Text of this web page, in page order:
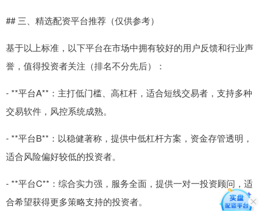
## 三、精选配资平台推荐（仅供参考）
基于以上标准，以下平台在市场中拥有较好的用户反馈和行业声
誉，值得投资者关注（排名不分先后）：
- **平台A**：主打低门槛、高杠杆，适合短线交易者，支持多种
交易软件，风控系统成熟。
- **平台B**：以稳健著称，提供中低杠杆方案，资金存管透明，
适合风险偏好较低的投资者。
- **平台C**：综合实力强，服务全面，提供一对一投资顾问，适
合希望获得更多策略支持的投资者。